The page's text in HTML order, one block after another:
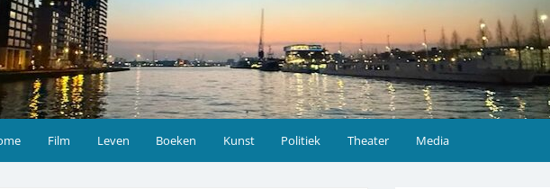
Film Leven Boeken Kunst Politiek Theater Media